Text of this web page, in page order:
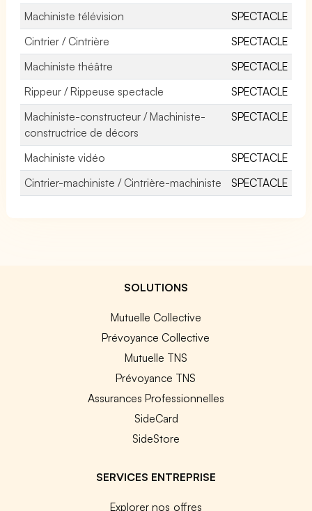
Machiniste télévision
SPECTACLE
Cintrier / Cintrière
SPECTACLE
Machiniste théâtre
SPECTACLE
Rippeur / Rippeuse spectacle
SPECTACLE
Machiniste-constructeur / Machiniste-
constructrice de décors
SPECTACLE
Machiniste vidéo
SPECTACLE
Cintrier-machiniste / Cintrière-machiniste
SPECTACLE
SOLUTIONS
Mutuelle Collective
Prévoyance Collective
Mutuelle TNS
Prévoyance TNS
Assurances Professionnelles
SideCard
SideStore
SERVICES ENTREPRISE
Explorer nos offres